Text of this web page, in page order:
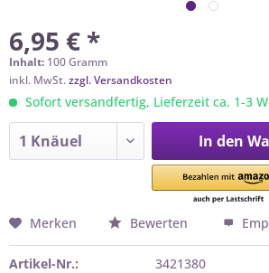
6,95 € *
Inhalt: 100 Gramm
inkl. MwSt.zzgl. Versandkosten
Sofort versandfertig, Lieferzeit ca. 1-3
In den
Merken Bewerten
Artikel-Nr.:
3421380